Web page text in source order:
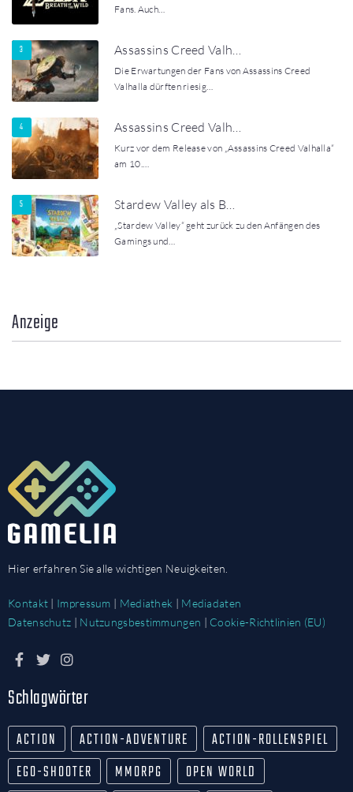
Fans. Auch…
Assassins Creed Valh…
Die Erwartungen der Fans von Assassins Creed
Valhalla dürften riesig…
Assassins Creed Valh…
Kurz vor dem Release von „Assassins Creed Valhalla“
am 10.…
Stardew Valley als B…
„Stardew Valley“ geht zurück zu den Anfängen des
Gamings und…
Anzeige
Hier erfahren Sie alle wichtigen Neuigkeiten.
Kontakt | Impressum | Mediathek | Mediadaten
Datenschutz | Nutzungsbestimmungen | Cookie-Richtlinien (EU)
Schlagwörter
ACTION ACTION-ADVENTURE
ACTION-ROLLENSPIEL
EGO-SHOOTER
MMORPG OPEN WORLD